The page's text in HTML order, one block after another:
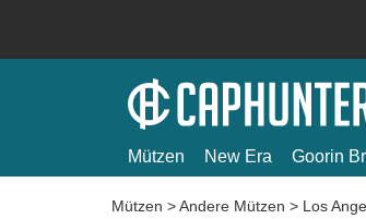
Mützen New Era Goorin
Mützen >Andere Mützen > Los